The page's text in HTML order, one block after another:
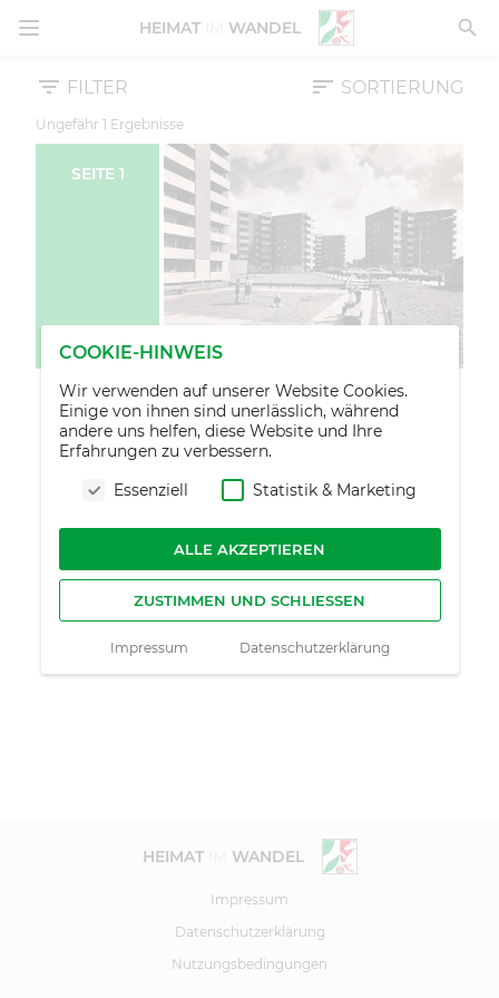
MENÜ ÖFFNENHEIMAT WANDEL
FILTER SORTIERUNG
Ungefähr 1 Ergebnisse
SEITE 1
HEIMAT WANDEL
Impressum
Datenschutzerklärung
Nutzungsbedingungen
COOKIE-HINWEIS
Wir verwenden auf unserer Website Cookies.
Einige von ihnen sind unerlässlich, während
andere uns helfen, diese Website und Ihre
Erfahrungen zu verbessern.
Essenziell
Statistik & Marketing
ALLE AKZEPTIEREN
ZUSTIMMEN UND SCHLIESSEN
Impressum Datenschutzerklärung